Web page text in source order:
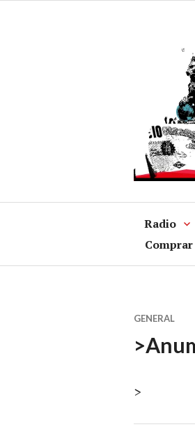
Radio
GENERAL
>